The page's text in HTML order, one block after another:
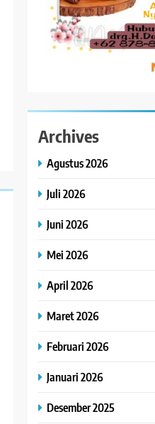
Archives
Agustus 2026
Juli 2026
Juni 2026
Mei 2026
April 2026
Maret 2026
Februari 2026
Januari 2026
Desember 2025